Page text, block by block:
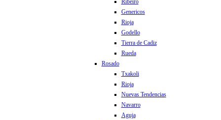
Ribeiro
Genericos
Rioja
Godello
Tierra de Cadiz
Rueda
Rosado
Txakoli
Rioja
Nuevas Tendencias
Navarro
Aguja